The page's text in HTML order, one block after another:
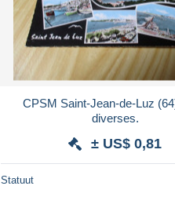
CPSM Saint-Jean-de-Luz
diverses.
± US$ 0,81
Statuut